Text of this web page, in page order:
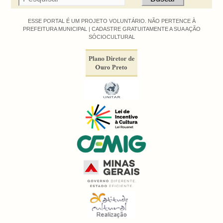
ESSE PORTAL É UM PROJETO VOLUNTÁRIO. NÃO PERTENCE À
PREFEITURA MUNICIPAL | CADASTRE GRATUITAMENTE A SUA AÇÃO
SÓCIOCULTURAL